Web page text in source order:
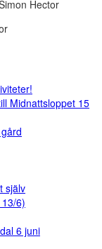
Hector
Midnattsloppet 15
själv
6)
6 juni